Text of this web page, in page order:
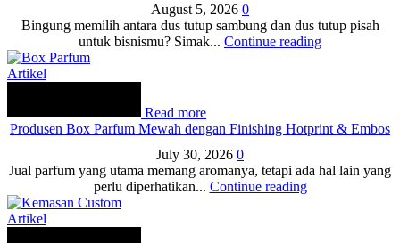
August 5, 2026 0
Bingung memilih antara dus tutup sambung dan dus tutup pisah
untuk bisnismu? Simak... Continue reading
Artikel
Read more
Produsen Box Parfum Mewah dengan Finishing Hotprint & Embos
July 30, 2026 0
Jual parfum yang utama memang aromanya, tetapi ada hal lain yang
perlu diperhatikan... Continue reading
Artikel